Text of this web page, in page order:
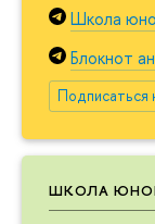
Школа
Блокнот
Подписаться
ШКОЛА